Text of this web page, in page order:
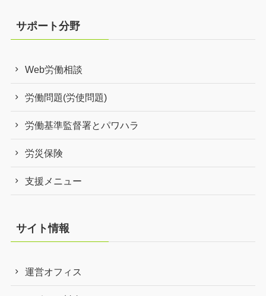
サポート分野
Web労働相談
労働問題(労使問題)
労働基準監督署とパワハラ
労災保険
支援メニュー
サイト情報
運営オフィス